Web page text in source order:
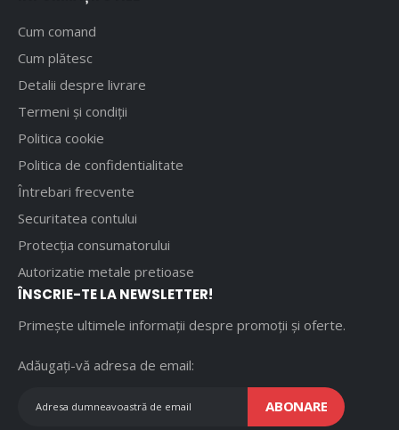
Cum comand
Cum plătesc
Detalii despre livrare
Termeni și condiții
Politica cookie
Politica de confidentialitate
Întrebari frecvente
Securitatea contului
Protecția consumatorului
Autorizatie metale pretioase
ÎNSCRIE-TE LA NEWSLETTER!
Primește ultimele informații despre promoții și oferte.
Adăugați-vă adresa de email:
ABONARE